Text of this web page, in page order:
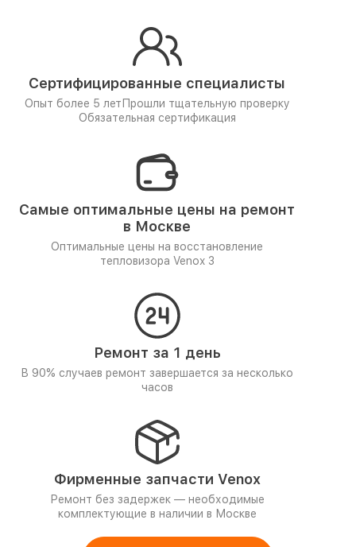
Сертифицированные специалисты
Опыт более 5 лет Прошли тщательную проверку
Обязательная сертификация
Самые оптимальные цены на ремонт
в Москве
Оптимальные цены на восстановление
тепловизора Venox 3
Ремонт за 1 день
В 90% случаев ремонт завершается за несколько
часов
Фирменные запчасти Venox
Ремонт без задержек — необходимые
комплектующие в наличии в Москве